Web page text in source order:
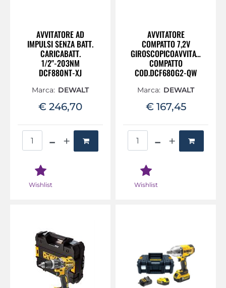
AVVITATORE AD
IMPULSI SENZA BATT.
CARICABATT.
1/2"-203NM
DCF880NT-XJ
Marca: DEWALT
€ 246,70
Wishlist
AVVITATORE
COMPATTO 7,2V
GIROSCOPICOAVVITATORE
COMPATTO
COD.DCF680G2-QW
Marca: DEWALT
€ 167,45
Wishlist